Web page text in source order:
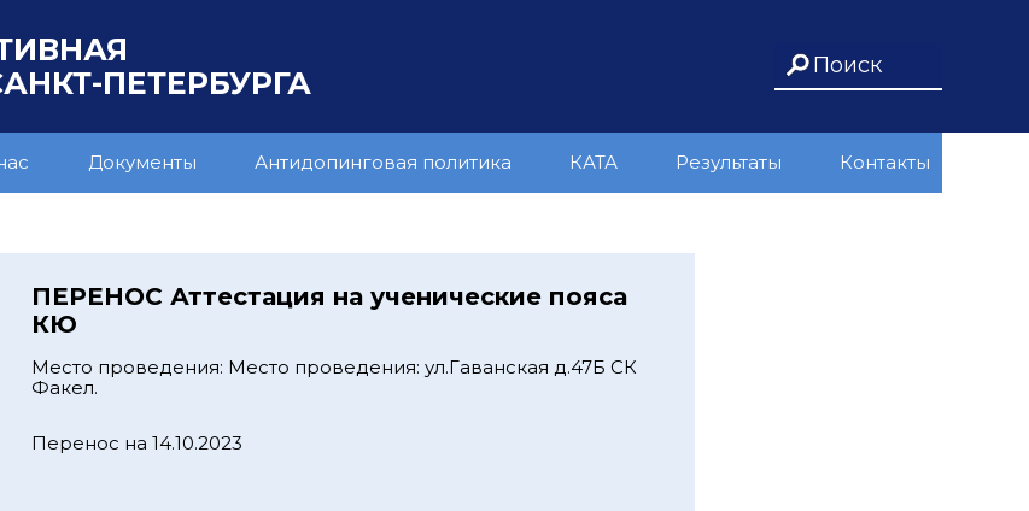
ПЕТЕРБУРГА
Документы Антидопинговая политика КАТА Результаты Контакты
ПЕРЕНОС Аттестация на ученические пояса
КЮ
Место проведения: Место проведения: ул.Гаванская д.47Б СК
Факел.
Перенос на 14.10.2023